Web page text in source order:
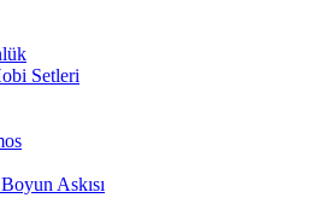
Setleri
Askısı